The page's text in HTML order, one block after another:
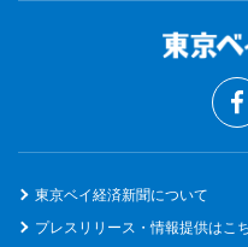
東京ベイ経済新聞について
プレスリリース・情報提供はこ